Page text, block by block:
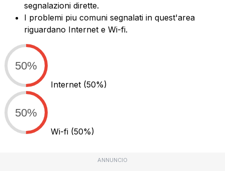
segnalazioni dirette.
I problemi piu comuni segnalati in quest'area
riguardano Internet e Wi-fi.
50%
Internet (50%)
50%
Wi-fi (50%)
ANNUNCIO